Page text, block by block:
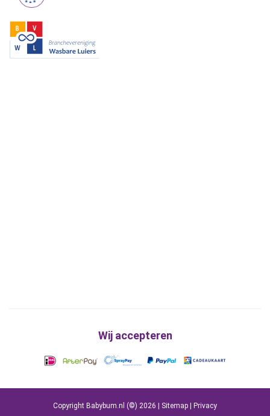
Wij accepteren
Copyright Babybum.nl (©) 2026 | Sitemap Privacy